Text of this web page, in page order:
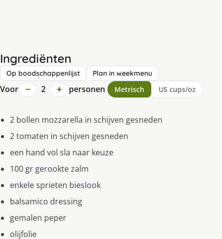
Ingrediënten
Op boodschappenlijst Plan in weekmenu
Voor − 2 + personen Metrisch US cups/oz
2 bollen mozzarella in schijven gesneden
2 tomaten in schijven gesneden
een hand vol sla naar keuze
100 gr gerookte zalm
enkele sprieten bieslook
balsamico dressing
gemalen peper
olijfolie